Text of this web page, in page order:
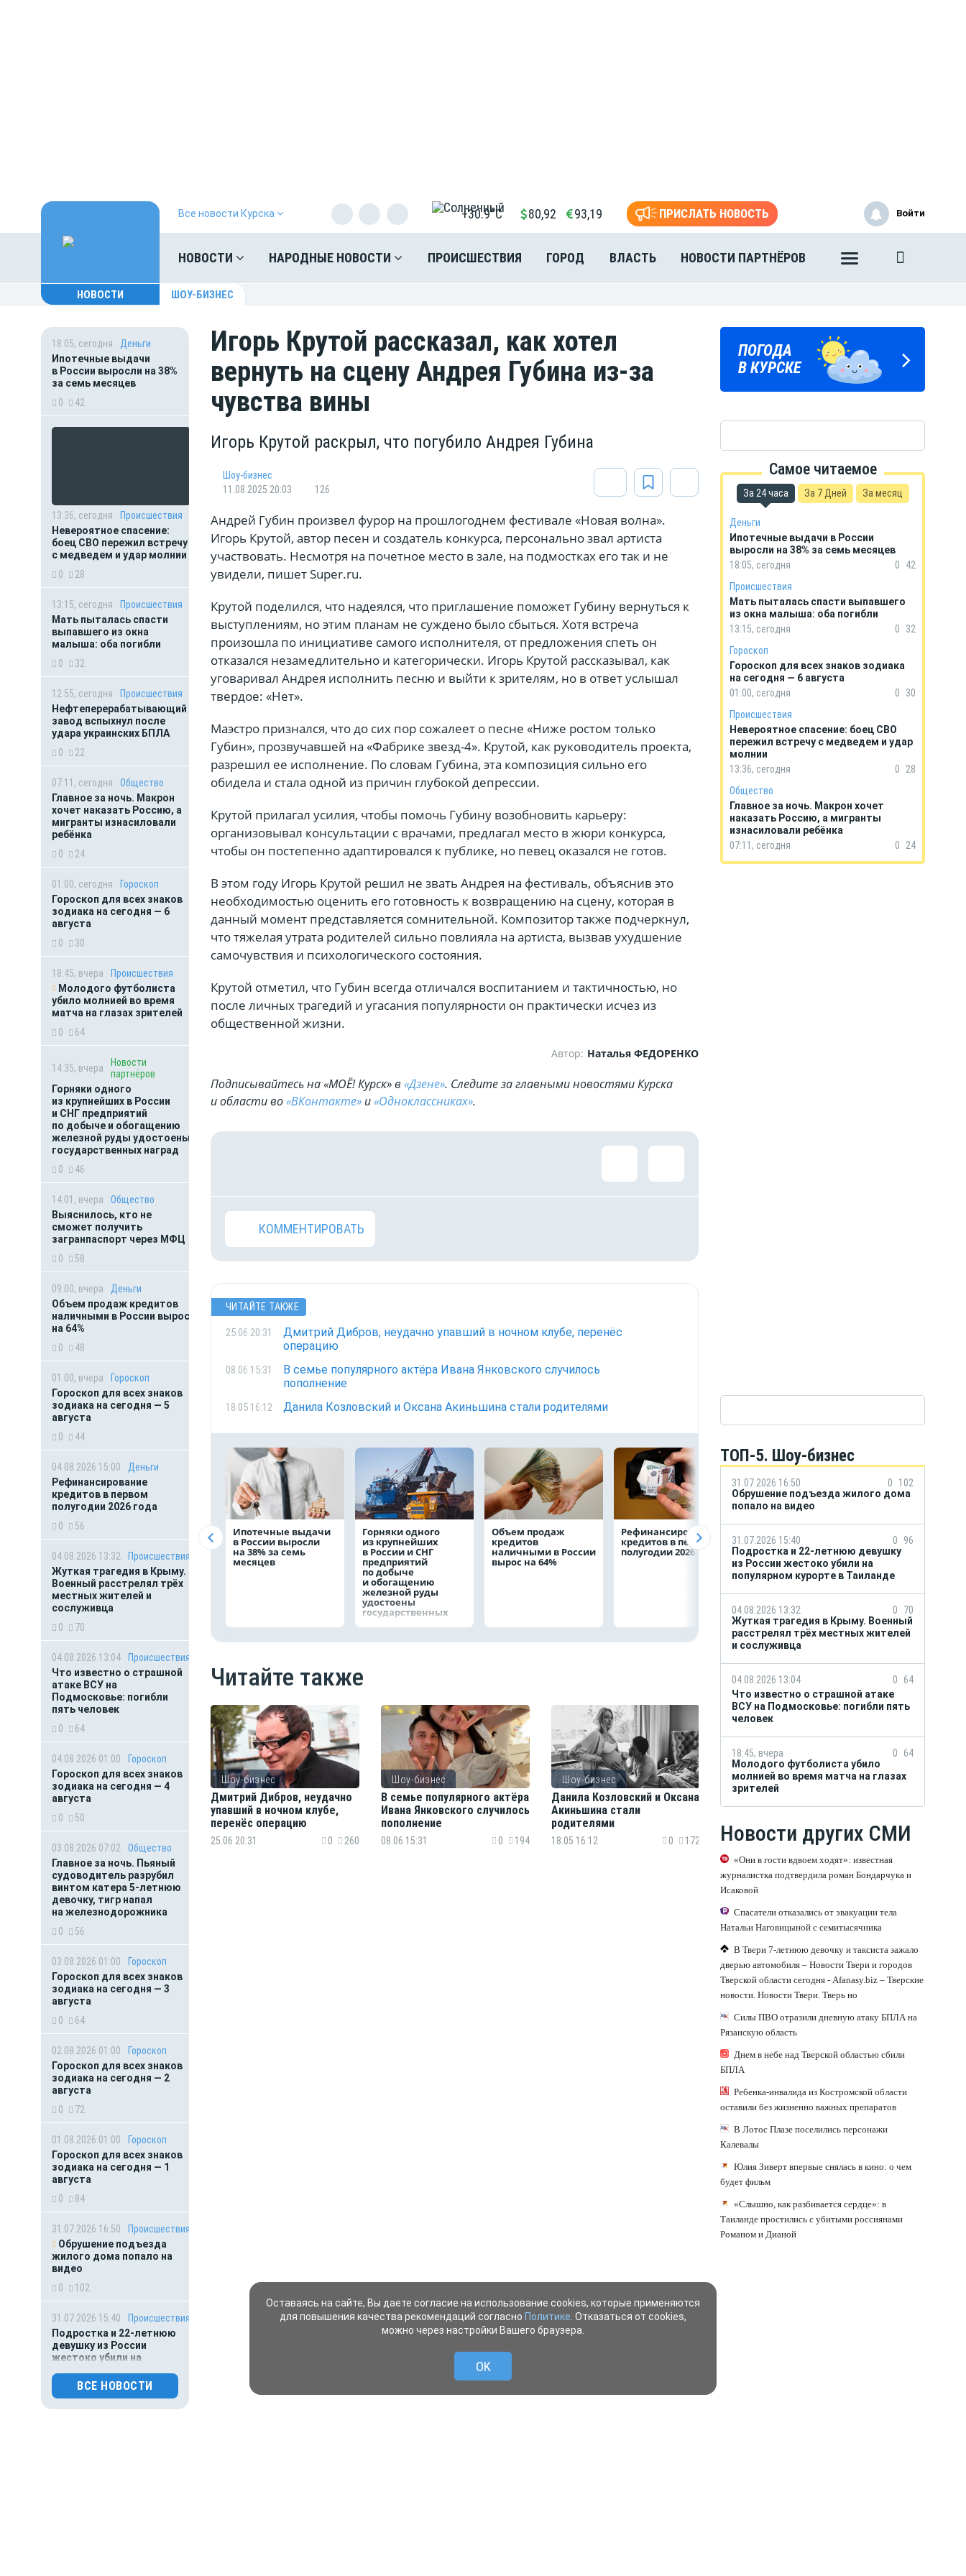
Все новости Курска +30.9°C 80,92 93,19 ПРИСЛАТЬ НОВОСТЬ
НОВОСТИ НАРОДНЫЕ НОВОСТИ ПРОИСШЕСТВИЯ ГОРОД ВЛАСТЬ НОВОСТИ ПАРТНЁРОВ
Войти
НОВОСТИ ШОУ-БИЗНЕС
18:05, сегодня
Деньги
Ипотечные выдачи
в России выросли на 38%
за семь месяцев
0
42
13:36, сегодня
Происшествия
Невероятное спасение:
боец СВО пережил встречу
с медведем и удар молнии
0
28
13:15, сегодня
Происшествия
Мать пыталась спасти
выпавшего из окна
малыша: оба погибли
0
32
12:55, сегодня
Происшествия
Нефтеперерабатывающий
завод вспыхнул после
удара украинских БПЛА
0
22
07:11, сегодня
Общество
Главное за ночь. Макрон
хочет наказать Россию, а
мигранты изнасиловали
ребёнка
0
24
01:00, сегодня
Гороскоп
Гороскоп для всех знаков
зодиака на сегодня — 6
августа
0
30
18:45, вчера
Происшествия
Молодого футболиста
убило молнией во время
матча на глазах зрителей
0
64
14:35, вчера
Новости
партнёров
Горняки одного
из крупнейших в России
и СНГ предприятий
по добыче и обогащению
железной руды удостоены
государственных наград
0
46
14:01, вчера
Общество
Выяснилось, кто не
сможет получить
загранпаспорт через МФЦ
0
58
09:00, вчера
Деньги
Объем продаж кредитов
наличными в России вырос
на 64%
0
48
01:00, вчера
Гороскоп
Гороскоп для всех знаков
зодиака на сегодня — 5
августа
0
44
04.08.2026 15:00
Деньги
Рефинансирование
кредитов в первом
полугодии 2026 года
0
56
04.08.2026 13:32
Происшествия
Жуткая трагедия в Крыму.
Военный расстрелял трёх
местных жителей и
сослуживца
0
70
04.08.2026 13:04
Происшествия
Что известно о страшной
атаке ВСУ на
Подмосковье: погибли
пять человек
0
64
04.08.2026 01:00
Гороскоп
Гороскоп для всех знаков
зодиака на сегодня — 4
августа
0
50
03.08.2026 07:02
Общество
Главное за ночь. Пьяный
судоводитель разрубил
винтом катера 5-летнюю
девочку, тигр напал
на железнодорожника
0
56
03.08.2026 01:00
Гороскоп
Гороскоп для всех знаков
зодиака на сегодня — 3
августа
0
64
02.08.2026 01:00
Гороскоп
Гороскоп для всех знаков
зодиака на сегодня — 2
августа
0
72
01.08.2026 01:00
Гороскоп
Гороскоп для всех знаков
зодиака на сегодня — 1
августа
0
84
31.07.2026 16:50
Происшествия
Обрушение подъезда
жилого дома попало на
видео
0
102
31.07.2026 15:40
Происшествия
Подростка и 22-летнюю
девушку из России
жестоко убили на
Таиланде
0
98
ВСЕ НОВОСТИ
Игорь Крутой рассказал, как хотел
вернуть на сцену Андрея Губина из-за
чувства вины
Игорь Крутой раскрыл, что погубило Андрея Губина
Шоу-бизнес
11.08.2025 20:03
126
Андрей Губин произвел фурор на прошлогоднем фестивале «Новая волна».
Игорь Крутой, автор песен и создатель конкурса, персонально звал артиста
участвовать. Несмотря на почетное место в зале, на подмостках его так и не
увидели, пишет Super.ru.
Крутой поделился, что надеялся, что приглашение поможет Губину вернуться к
выступлениям, но этим планам не суждено было сбыться. Хотя встреча
произошла по инициативе самого исполнителя, от предложения спеть он
отказался незамедлительно и категорически. Игорь Крутой рассказывал, как
уговаривал Андрея исполнить песню и выйти к зрителям, но в ответ услышал
твердое: «Нет».
Маэстро признался, что до сих пор сожалеет о песне «Ниже ростом только
Губин», прозвучавшей на «Фабрике звезд-4». Крутой, как руководитель проекта,
разрешил ее исполнение. По словам Губина, эта композиция сильно его
обидела и стала одной из причин глубокой депрессии.
Крутой прилагал усилия, чтобы помочь Губину возобновить карьеру:
организовывал консультации с врачами, предлагал место в жюри конкурса,
чтобы он постепенно адаптировался к публике, но певец оказался не готов.
В этом году Игорь Крутой решил не звать Андрея на фестиваль, объяснив это
необходимостью оценить его готовность к возвращению на сцену, которая в
данный момент представляется сомнительной. Композитор также подчеркнул,
что тяжелая утрата родителей сильно повлияла на артиста, вызвав ухудшение
самочувствия и психологического состояния.
Крутой отметил, что Губин всегда отличался воспитанием и тактичностью, но
после личных трагедий и угасания популярности он практически исчез из
общественной жизни.
Автор: Наталья ФЕДОРЕНКО
Подписывайтесь на «МОЁ! Курск» в «Дзене». Cледите за главными новостями Курска
и области во«ВКонтакте» и«Одноклассниках».
КОММЕНТИРОВАТЬ
ЧИТАЙТЕ ТАКЖЕ
25.06 20:31
Дмитрий Дибров, неудачно упавший в ночном клубе, перенёс
операцию
08.06 15:31
В семье популярного актёра Ивана Янковского случилось
пополнение
18.05 16:12 Данила Козловский и Оксана Акиньшина стали родителями
Ипотечные выдачи
в России выросли
на 38% за семь
месяцев
Горняки одного
из крупнейших
в России и СНГ
предприятий
по добыче
и обогащению
железной руды
удостоены
государственных
наград
Объем продаж
кредитов
наличными в России
вырос на 64%
Рефинансирование
кредитов в первом
полугодии 2026 года
млрд рублей
на строительство
складских
комплексов
леопарда
Читайте также
Шоу-бизнес
Дмитрий Дибров, неудачно
упавший в ночном клубе,
перенёс операцию
25.06 20:31 0 260
Шоу-бизнес
В семье популярного актёра
Ивана Янковского случилось
пополнение
08.06 15:31 0 194
Шоу-бизнес
Данила Козловский и Оксана
Акиньшина стали
родителями
18.05 16:12 0 172
ГОРОСКОП
НА КАЖДЫЙ ДЕНЬ
ПОГОДА
В КУРСКЕ
Самое читаемое
За 24 часа За 7 Дней За месяц
Деньги
Ипотечные выдачи в России
выросли на 38% за семь месяцев
18:05, сегодня
0
42
Происшествия
Мать пыталась спасти выпавшего
из окна малыша: оба погибли
13:15, сегодня
0
32
Гороскоп
Гороскоп для всех знаков зодиака
на сегодня — 6 августа
01:00, сегодня
0
30
Происшествия
Невероятное спасение: боец СВО
пережил встречу с медведем и удар
молнии
13:36, сегодня
0
28
Общество
Главное за ночь. Макрон хочет
наказать Россию, а мигранты
изнасиловали ребёнка
07:11, сегодня
0 24
ТОП-5. Шоу-бизнес
31.07.2026 16:50 0
102
Обрушение подъезда жилого дома
попало на видео
31.07.2026 15:40 0
96
Подростка и 22-летнюю девушку
из России жестоко убили на
популярном курорте в Таиланде
04.08.2026 13:32 0
70
Жуткая трагедия в Крыму. Военный
расстрелял трёх местных жителей
и сослуживца
04.08.2026 13:04 0
64
Что известно о страшной атаке
ВСУ на Подмосковье: погибли пять
человек
18:45, вчера 0
64
Молодого футболиста убило
молнией во время матча на глазах
зрителей
Новости других СМИ
«Они в гости вдвоем ходят»: известная
журналистка подтвердила роман Бондарчука и
Исаковой
Спасатели отказались от эвакуации тела
Натальи Наговицыной с семитысячника
В Твери 7-летнюю девочку и таксиста зажало
дверью автомобиля – Новости Твери и городов
Тверской области сегодня - Afanasy.biz – Тверские
новости. Новости Твери. Тверь но
Силы ПВО отразили дневную атаку БПЛА на
Рязанскую область
Днем в небе над Тверской областью сбили
БПЛА
Ребенка-инвалида из Костромской области
оставили без жизненно важных препаратов
В Лотос Плазе поселились персонажи
Калевалы
Юлия Зиверт впервые снялась в кино: о чем
будет фильм
«Слышно, как разбивается сердце»: в
Таиланде простились с убитыми россиянами
Романом и Дианой
Оставаясь на сайте, Вы даете согласие на использование cookies, которые применяются
для повышения качества рекомендаций согласно Политике . Отказаться от cookies,
можно через настройки Вашего браузера.
OK